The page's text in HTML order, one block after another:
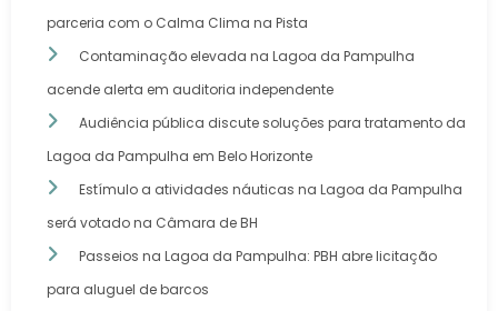
parceria com o Calma Clima na Pista
Contaminação elevada na Lagoa da Pampulha
acende alerta em auditoria independente
Audiência pública discute soluções para tratamento da
Lagoa da Pampulha em Belo Horizonte
Estímulo a atividades náuticas na Lagoa da Pampulha
será votado na Câmara de BH
Passeios na Lagoa da Pampulha: PBH abre licitação
para aluguel de barcos